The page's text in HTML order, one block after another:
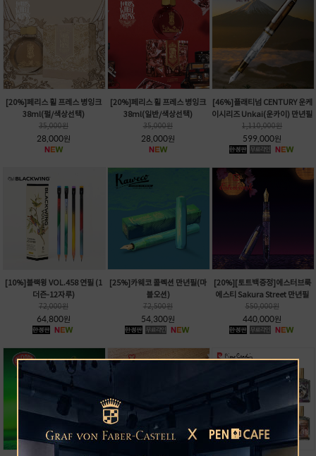
[20%]페리스 휠 프레스 병잉크
38ml(펄/색상선택)
35,000원
28,000원
[20%]페리스 휠 프레스 병잉크
38ml(일반/색상선택)
35,000원
28,000원
[46%]플래티넘 CENTURY 운케
이시리즈 Unkai(운카이) 만년필
1,110,000원
599,000원
[10%]블랙윙 VOL.458 연필 (1
더즌-12자루)
72,000원
64,800원
[25%]카웨코 콜렉션 만년필(마
블오션)
72,500원
54,300원
[20%][토트백증정]에스터브룩
에스티 Sakura Street 만년필
550,000원
440,000원